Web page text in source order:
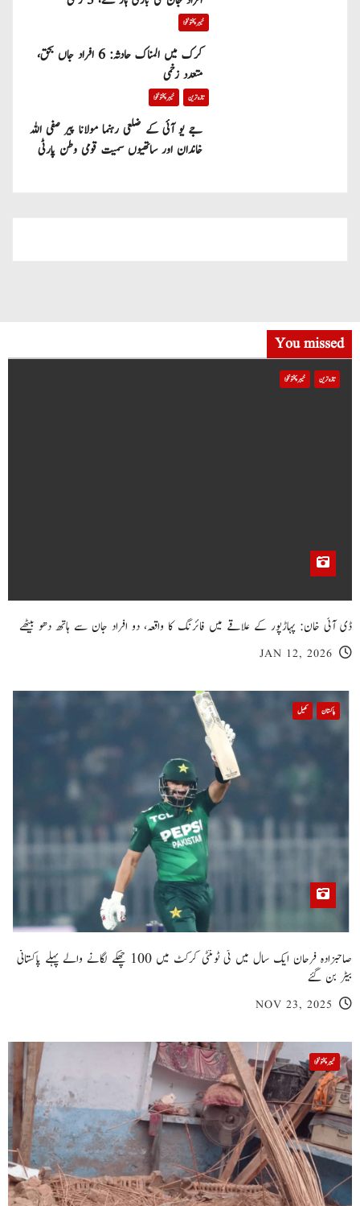
خیبر پختونخوا
کرک میں المناک حادثہ: 6 افراد جاں بحق،
متعدد زخمی
تازہ ترین خیبر پختونخوا
جے یو آئی کے ضلعی رہنما مولانا پیر صفی اللہ
خاندان اور ساتھیوں سمیت قومی وطن پارٹی
You missed
تازہ ترین خیبر پختونخوا
ڈی آئی خان: پہاڑپور کے علاقے میں فائرنگ کا واقعہ، دو افراد جان سے ہاتھ دھو بیٹھے
JAN 12, 2026
پاکستان کھیل
صاحبزادہ فرحان ایک سال میں ٹی ٹوئنٹی کرکٹ میں 100 چھکے لگانے والے پہلے پاکستانی
بیٹر بن گئے
NOV 23, 2025
خیبر پختونخوا